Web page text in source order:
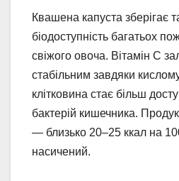
Квашена капуста зберігає
біодоступність багатьох
свіжого овоча. Вітамін C
стабільним завдяки
клітковина стає більш
бактерій кишечника.
— близько 20–25 ккал на
насичений.